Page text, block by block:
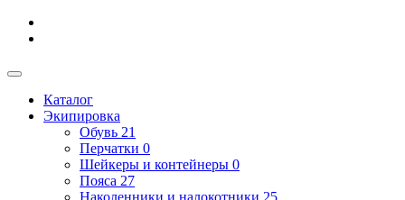
Каталог
Экипировка
Обувь 21
Перчатки 0
Шейкеры и контейнеры 0
Пояса 27
Наколенники и налокотники 25